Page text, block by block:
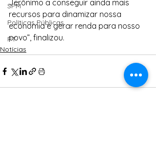
SPM
Políticas Públicas
PT
Jerônimo a conseguir ainda mais
recursos para dinamizar nossa
economia e gerar renda para nosso
povo”, finalizou.
Notícias